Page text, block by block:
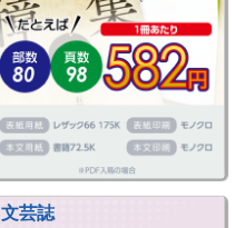
文芸誌